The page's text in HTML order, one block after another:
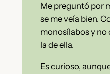
Me preguntó por
se me veía bien.
monosílabos y no
la de ella.
Es curioso,